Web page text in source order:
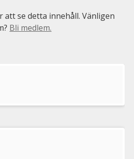
att se detta innehåll. Vänligen
Bli medlem.